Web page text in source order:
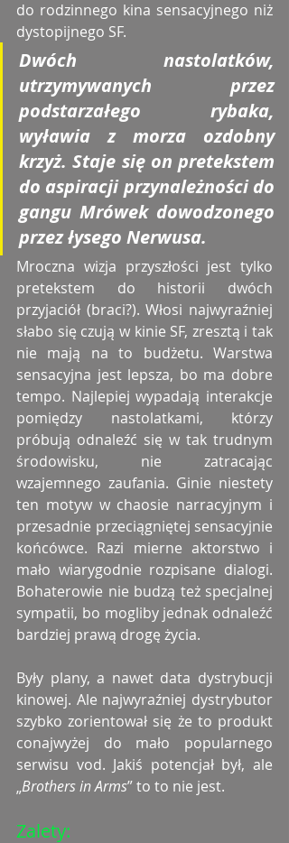
do rodzinnego kina sensacyjnego niż
dystopijnego SF.
Dwóch nastolatków,
utrzymywanych przez
podstarzałego rybaka,
wyławia z morza ozdobny
krzyż. Staje się on pretekstem
do aspiracji przynależności do
gangu Mrówek dowodzonego
przez łysego Nerwusa.
Mroczna wizja przyszłości jest tylko
pretekstem do historii dwóch
przyjaciół (braci?). Włosi najwyraźniej
słabo się czują w kinie SF, zresztą i tak
nie mają na to budżetu. Warstwa
sensacyjna jest lepsza, bo ma dobre
tempo. Najlepiej wypadają interakcje
pomiędzy nastolatkami, którzy
próbują odnaleźć się w tak trudnym
środowisku, nie zatracając
wzajemnego zaufania. Ginie niestety
ten motyw w chaosie narracyjnym i
przesadnie przeciągniętej sensacyjnie
końcówce. Razi mierne aktorstwo i
mało wiarygodnie rozpisane dialogi.
Bohaterowie nie budzą też specjalnej
sympatii, bo mogliby jednak odnaleźć
bardziej prawą drogę życia.
Były plany, a nawet data dystrybucji
kinowej. Ale najwyraźniej dystrybutor
szybko zorientował się że to produkt
conajwyżej do mało popularnego
serwisu vod. Jakiś potencjał był, ale
„Brothers in Arms” to to nie jest.
Zalety: